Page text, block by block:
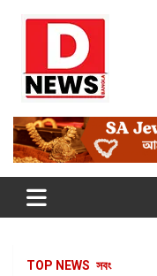
Dnews
#Medinipur24X7News
TOP NEWS সবং